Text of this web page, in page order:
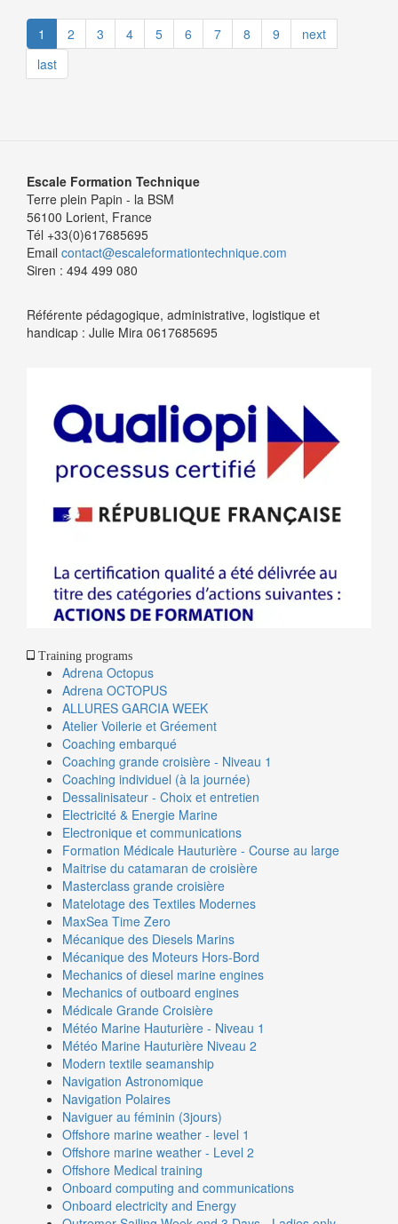
1 2 3 4 5 6 7 8 9
next
last
Escale Formation Technique
Terre plein Papin - la BSM
56100 Lorient, France
Tél +33(0)617685695
Email contact@escaleformationtechnique.com
Siren : 494 499 080
Référente pédagogique, administrative, logistique et
handicap : Julie Mira 0617685695
Training programs
Adrena Octopus
Adrena OCTOPUS
ALLURES GARCIA WEEK
Atelier Voilerie et Gréement
Coaching embarqué
Coaching grande croisière - Niveau 1
Coaching individuel (à la journée)
Dessalinisateur - Choix et entretien
Electricité & Energie Marine
Electronique et communications
Formation Médicale Hauturière - Course au large
Maitrise du catamaran de croisière
Masterclass grande croisière
Matelotage des Textiles Modernes
MaxSea Time Zero
Mécanique des Diesels Marins
Mécanique des Moteurs Hors-Bord
Mechanics of diesel marine engines
Mechanics of outboard engines
Médicale Grande Croisière
Météo Marine Hauturière - Niveau 1
Météo Marine Hauturière Niveau 2
Modern textile seamanship
Navigation Astronomique
Navigation Polaires
Naviguer au féminin (3jours)
Offshore marine weather - level 1
Offshore marine weather - Level 2
Offshore Medical training
Onboard computing and communications
Onboard electricity and Energy